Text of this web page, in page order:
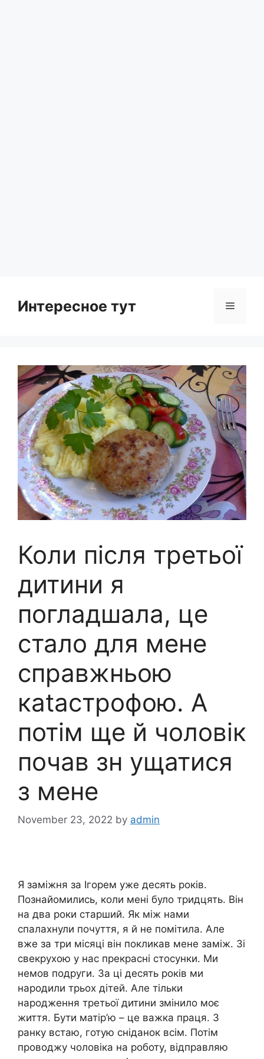
Интересное тут Menu
Коли після третьої
дитини я
погладшала, це
стало для мене
справжньою
каtастрофою. А
потім ще й чоловік
почав зн ущатися
з мене
November 23, 2022 by admin
Я заміжня за Ігорем уже десять років.
Познайомились, коли мені було тридцять. Він
на два роки старший. Як між нами
спалахнули почуття, я й не помітила. Але
вже за три місяці він покликав мене заміж. Зі
свекрухою у нас прекрасні стосунки. Ми
немов подруги. За ці десять років ми
народили трьох дітей. Але тільки
народження третьої дитини змінило моє
життя. Бути матір’ю – це важка праця. З
ранку встаю, готую сніданок всім. Потім
проводжу чоловіка на роботу, відправляю